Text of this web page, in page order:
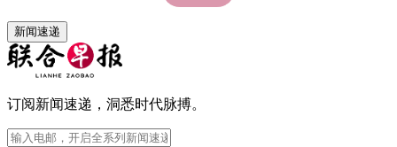
新闻速递
订阅新闻速递，洞悉时代脉搏。